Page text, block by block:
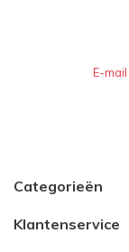
E-mail
Categorieën
Klantenservice